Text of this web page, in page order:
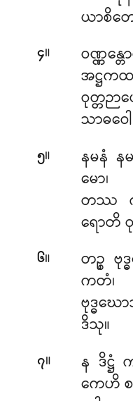
ယာစိတ
၄။
ဝဏ္ဏ
အဋ္ဌက
ဝုတ္တဉ
သာဓဝေ
၅။
နမနံ န
မော၊
တဿ က
ရောတိ
၆။
တဉ္စ ဗု
ကတံ၊
ဗုဒ္ဓဃ
ဒိသု။
၇။
န ဒိဋ္
ကေဟိ စ